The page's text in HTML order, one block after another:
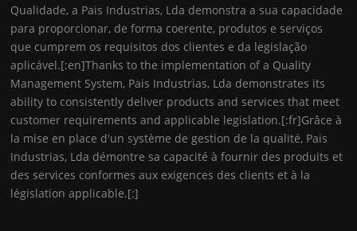
Qualidade, a Pais Industrias, Lda demonstra a sua capacidade
para proporcionar, de forma coerente, produtos e serviços
que cumprem os requisitos dos clientes e da legislação
aplicável.[:en]Thanks to the implementation of a Quality
Management System, Pais Industrias, Lda demonstrates its
ability to consistently deliver products and services that meet
customer requirements and applicable legislation.[:fr]Grâce à
la mise en place d'un système de gestion de la qualité, Pais
Industrias, Lda démontre sa capacité à fournir des produits et
des services conformes aux exigences des clients et à la
législation applicable.[:]